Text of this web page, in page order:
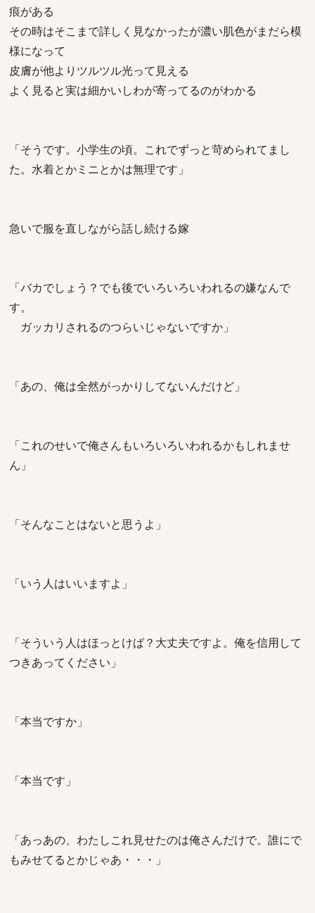
痕がある
その時はそこまで詳しく見なかったが濃い肌色がまだら模
様になって
皮膚が他よりツルツル光って見える
よく見ると実は細かいしわが寄ってるのがわかる
「そうです。小学生の頃。これでずっと苛められてまし
た。水着とかミニとかは無理です」
急いで服を直しながら話し続ける嫁
「バカでしょう？でも後でいろいろいわれるの嫌なんで
す。
ガッカリされるのつらいじゃないですか」
「あの、俺は全然がっかりしてないんだけど」
「これのせいで俺さんもいろいろいわれるかもしれませ
ん」
「そんなことはないと思うよ」
「いう人はいいますよ」
「そういう人はほっとけば？大丈夫ですよ。俺を信用して
つきあってください」
「本当ですか」
「本当です」
「あっあの、わたしこれ見せたのは俺さんだけで。誰にで
もみせてるとかじゃあ・・・」